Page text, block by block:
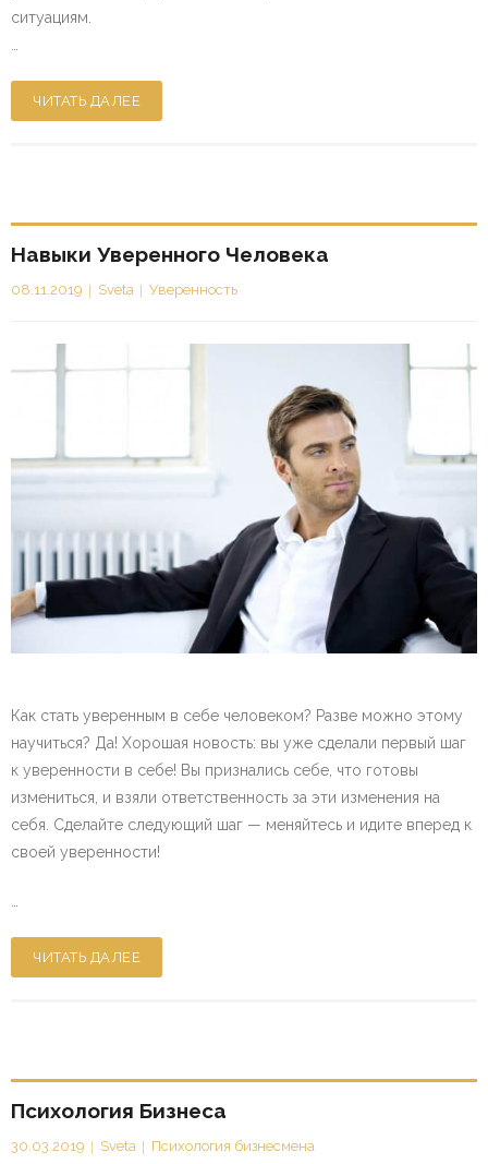
ситуациям.
ЧИТАТЬ ДАЛЕЕ
Навыки Уверенного Человека
08.11.2019 Sveta Уверенность
Как стать уверенным в себе человеком? Разве можно этому
научиться? Да! Хорошая новость: вы уже сделали первый шаг
к уверенности в себе! Вы признались себе, что готовы
измениться, и взяли ответственность за эти изменения на
себя. Сделайте следующий шаг — меняйтесь и идите вперед к
своей уверенности!
ЧИТАТЬ ДАЛЕЕ
Психология Бизнеса
30.03.2019 Sveta Психология бизнесмена